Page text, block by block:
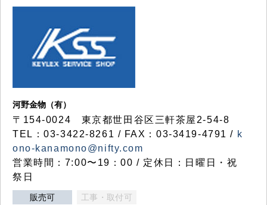
河野金物（有）
〒154-0024 東京都世田谷区三軒茶屋2-54-8
TEL：03-3422-8261 / FAX：03-3419-4791 / k
ono-kanamono@nifty.com
営業時間：7:00〜19：00 / 定休日：日曜日・祝
祭日
販売可 工事・取付可